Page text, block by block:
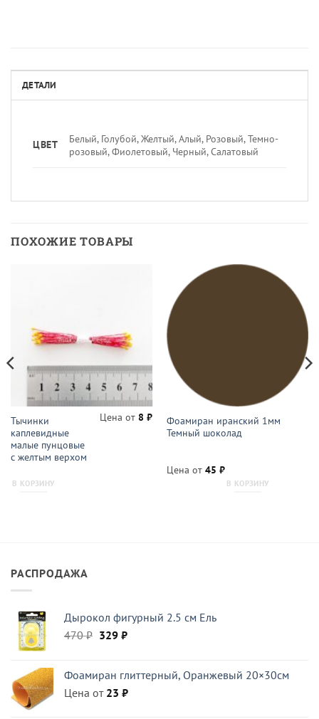
ДЕТАЛИ
ЦВЕТ
Белый, Голубой, Желтый, Алый, Розовый, Темно-
розовый, Фиолетовый, Черный, Салатовый
ПОХОЖИЕ ТОВАРЫ
Тычинки
каплевидные
малые пунцовые
с желтым верхом
Цена от 8₽
В КОРЗИНУ
Фоамиран иранский 1мм
Темный шоколад
Цена от 45 ₽
В КОРЗИНУ
РАСПРОДАЖА
Дырокол фигурный 2.5 см Ель
470₽ Первоначальная
470 ₽.
329 ₽Текущая
Фоамиран глиттерный, Оранжевый 20×30см
Цена от 23 ₽